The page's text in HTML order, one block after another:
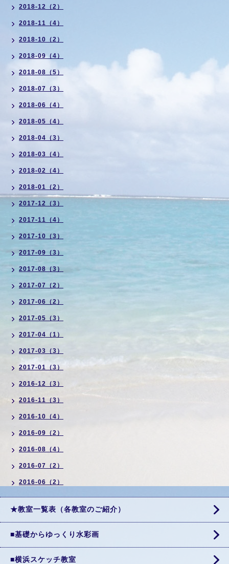
2018-12（2）
2018-11（4）
2018-10（2）
2018-09（4）
2018-08（5）
2018-07（3）
2018-06（4）
2018-05（4）
2018-04（3）
2018-03（4）
2018-02（4）
2018-01（2）
2017-12（3）
2017-11（4）
2017-10（3）
2017-09（3）
2017-08（3）
2017-07（2）
2017-06（2）
2017-05（3）
2017-04（1）
2017-03（3）
2017-01（3）
2016-12（3）
2016-11（3）
2016-10（4）
2016-09（2）
2016-08（4）
2016-07（2）
2016-06（2）
★教室一覧表（各教室のご紹介）
■基礎からゆっくり水彩画
■横浜スケッチ教室